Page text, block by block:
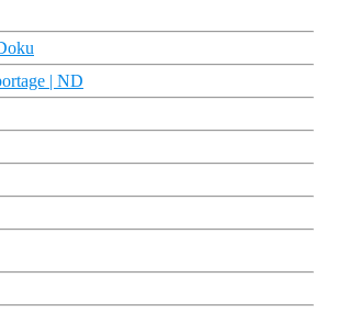
| ND